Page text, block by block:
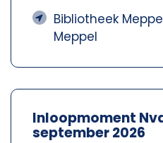
Bibliotheek
Meppel
Inloopmoment
september 2026